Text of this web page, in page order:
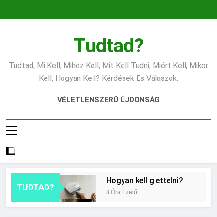
Tudtad?
Tudtad, Mi Kell, Mihez Kell, Mit Kell Tudni, Miért Kell, Mikor
Kell, Hogyan Kell? Kérdések És Válaszok.
VÉLETLENSZERŰ ÚJDONSÁG
TUDTAD?
Hogyan kell glettelni?
8 Óra Ezelőtt
Mikor kell büfiztetni a